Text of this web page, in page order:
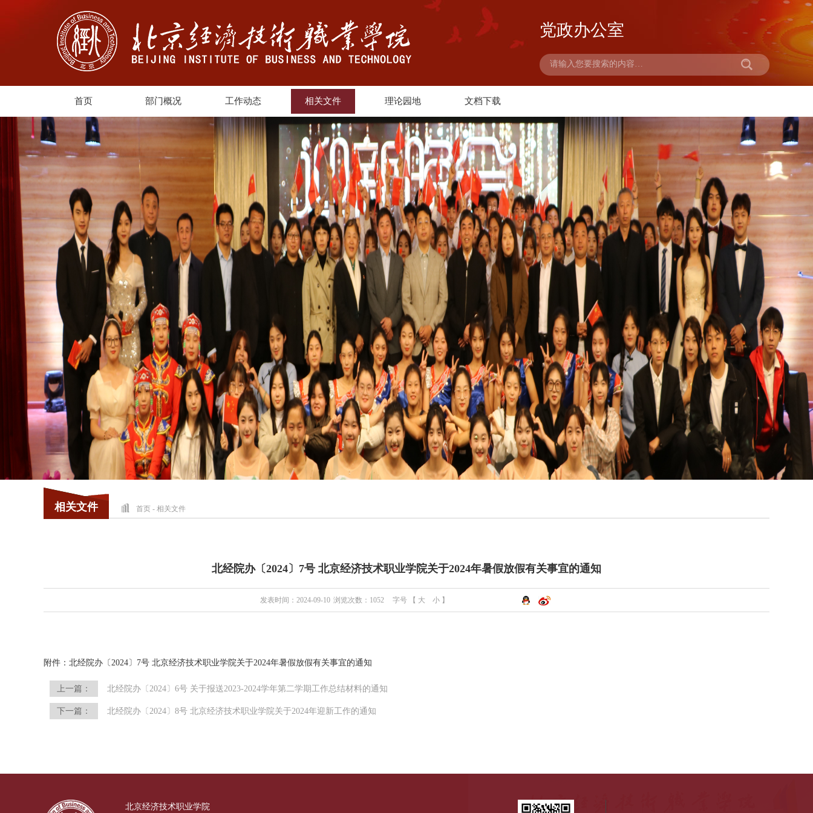
党政办公室
首页 部门概况 工作动态 相关文件 理论园地 文档下载
相关文件 首页 - 相关文件
北经院办〔2024〕7号 北京经济技术职业学院关于2024年暑假放假有关事宜的通知
发表时间：2024-09-10 浏览次数： 1052 字号 【 大 小】
附件： 北经院办〔2024〕7号 北京经济技术职业学院关于2024年暑假放假有关事宜的通知
上一篇： 北经院办〔2024〕6号 关于报送2023-2024学年第二学期工作总结材料的通知
下一篇： 北经院办〔2024〕8号 北京经济技术职业学院关于2024年迎新工作的通知
北京经济技术职业学院